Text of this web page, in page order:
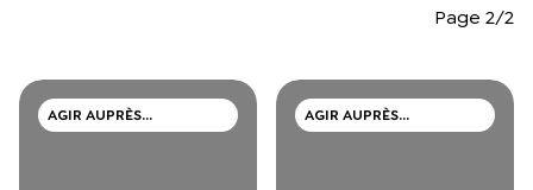
Page 2/2
AGIR AUPRÈS
D’ADOLESCENTS ET DE
AGIR AUPRÈS
D’ADOLESCENTS ET DE